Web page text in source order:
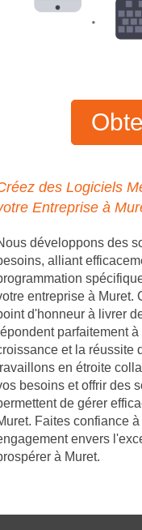
des Logiciels
Entreprise à
développons des
alliant
entreprise à Muret.
d'honneur à livrer
parfaitement
et la réussite
en étroite
besoins et offrir des
de gérer
Faites confiance
envers
à Muret.